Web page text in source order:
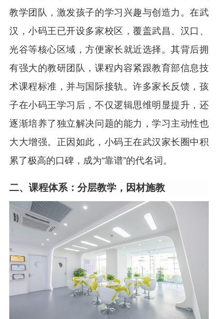
教学团队，激发孩子的学习兴趣与创造力。在武
汉，小码王已开设多家校区，覆盖武昌、汉口、
光谷等核心区域，方便家长就近选择。其背后拥
有强大的教研团队，课程内容紧跟教育部信息技
术课程标准，并与国际接轨。许多家长反馈，孩
子在小码王学习后，不仅逻辑思维明显提升，还
逐渐培养了独立解决问题的能力，学习主动性也
大大增强。正因如此，小码王在武汉家长圈中积
累了极高的口碑，成为“靠谱”的代名词。
二、课程体系：分层教学，因材施教